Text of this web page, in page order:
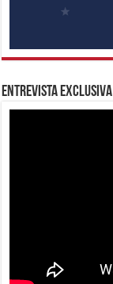
Entrevista Exclusiva